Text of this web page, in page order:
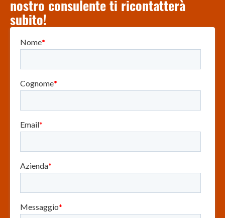
nostro consulente ti ricontatterà
subito!